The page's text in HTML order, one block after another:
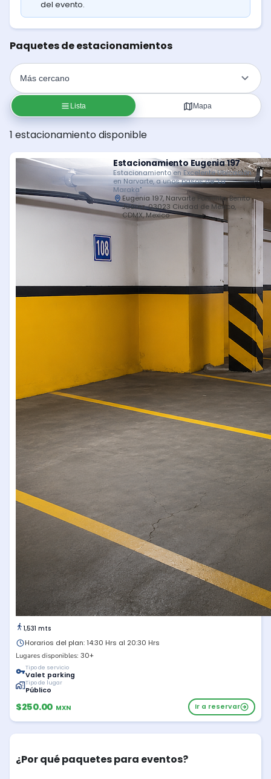
del evento.
Paquetes de estacionamientos
Lista Mapa
1 estacionamiento disponible
1,531 mts
Estacionamiento Eugenia 197
Estacionamiento en Excelente Ubicación
en Narvarte, a unos pasos de "La
Maraka"
Eugenia 197, Narvarte Poniente, Benito
Juárez, 03023 Ciudad de México,
CDMX, Mexico
Horarios del plan: 14:30 Hrs al 20:30 Hrs
Lugares disponibles: 30+
Tipo de servicio
Valet parking
Tipo de lugar
Público
$250.00 MXN Ir a reservar
¿Por qué paquetes para eventos?